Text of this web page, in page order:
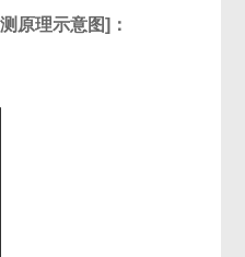
原理示意图] ：